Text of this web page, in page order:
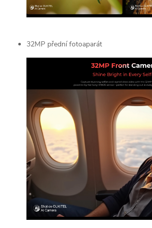
32MP přední fotoaparát